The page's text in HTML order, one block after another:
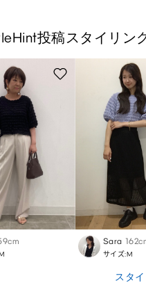
投稿スタイリン
Sara
サイズ:M
スタ